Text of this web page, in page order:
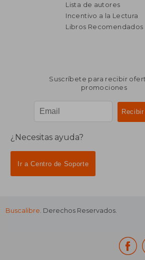
Lista de autores
Incentivo a la Lectura
Libros Recomendados
Suscríbete para recibir
promociones
¿Necesitas ayuda?
Ir a Centro de Soporte
Buscalibre. Derechos Reservados.